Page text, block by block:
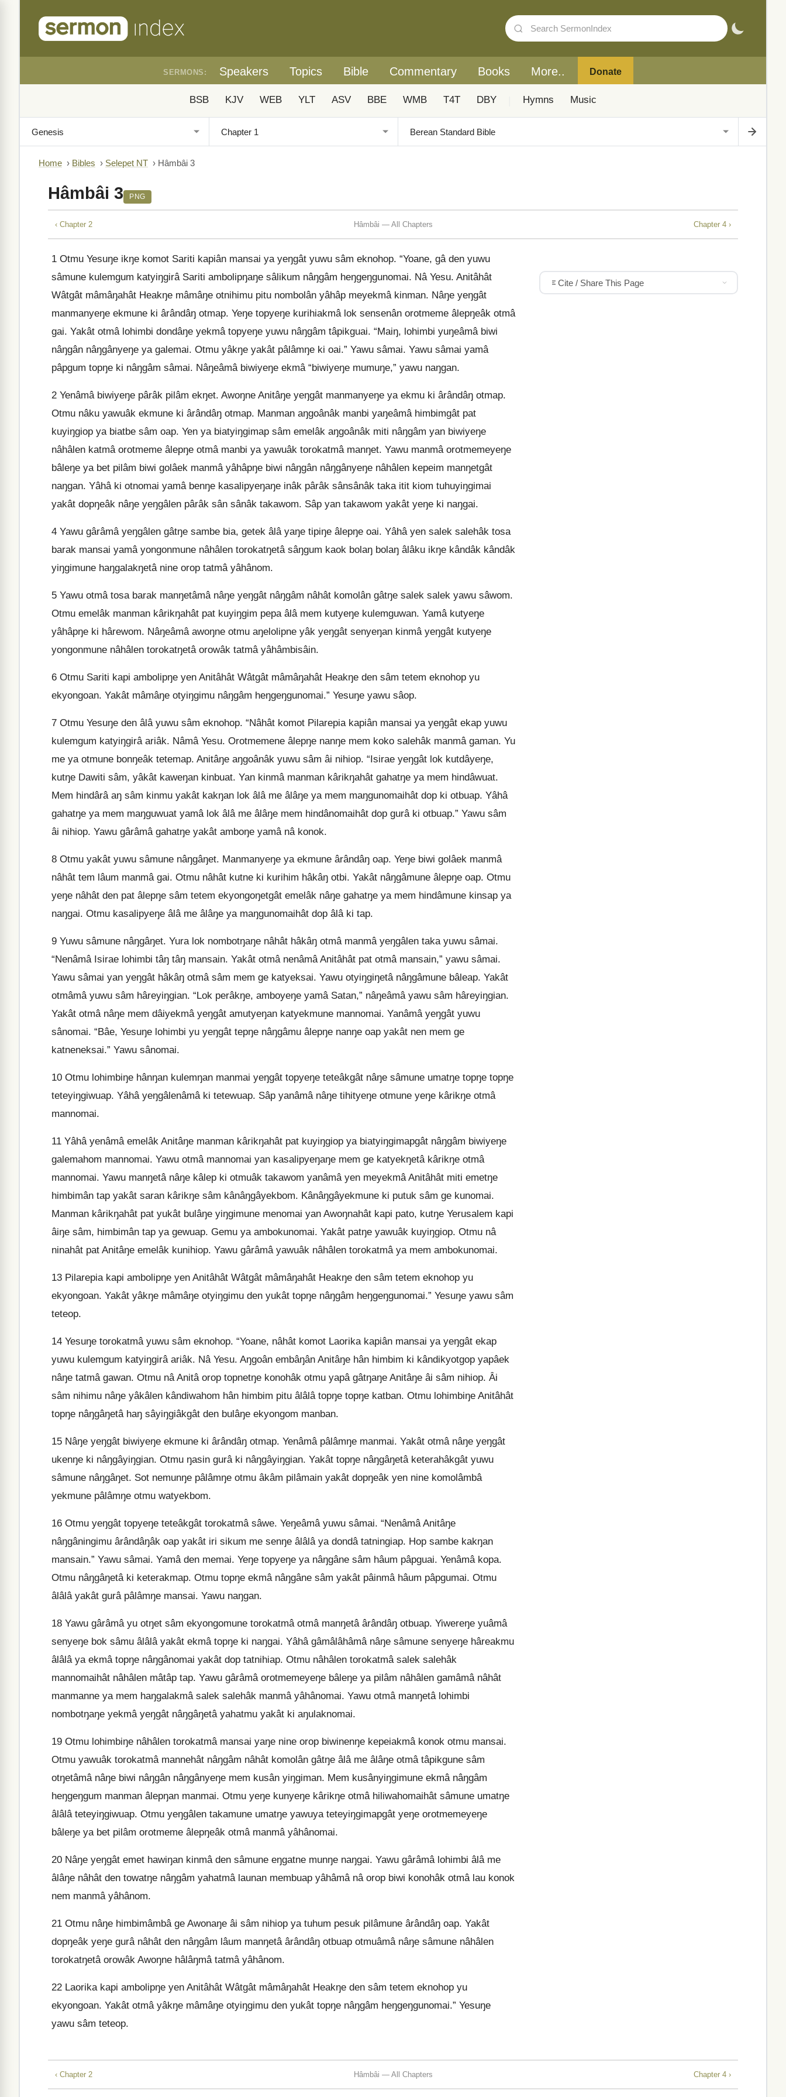
SERMONS: Speakers Topics Bible Commentary Books More.. Donate
BSB KJV WEB YLT ASV BBE WMB T4T DBY Hymns Music
Home › Bibles › Selepet NT › Hâmbâi 3
Hâmbâi 3 PNG
‹ Chapter 2 Hâmbâi — All Chapters Chapter 4 ›
1 Otmu Yesuŋe ikŋe komot Sariti kapiân mansai ya yeŋgât yuwu sâm eknohop. “Yoane, gâ den yuwu
sâmune kulemgum katyiŋgirâ Sariti ambolipŋaŋe sâlikum nâŋgâm heŋgeŋgunomai. Nâ Yesu. Anitâhât
Wâtgât mâmâŋahât Heakŋe mâmâŋe otnihimu pitu nombolân yâhâp meyekmâ kinman. Nâŋe yeŋgât
manmanyeŋe ekmune ki ârândâŋ otmap. Yeŋe topyeŋe kurihiakmâ lok sensenân orotmeme âlepŋeâk otmâ
gai. Yakât otmâ lohimbi dondâŋe yekmâ topyeŋe yuwu nâŋgâm tâpikguai. “Maiŋ, lohimbi yuŋeâmâ biwi
nâŋgân nâŋgânyeŋe ya galemai. Otmu yâkŋe yakât pâlâmŋe ki oai.” Yawu sâmai. Yawu sâmai yamâ
pâpgum topŋe ki nâŋgâm sâmai. Nâŋeâmâ biwiyeŋe ekmâ “biwiyeŋe mumuŋe,” yawu naŋgan.
2 Yenâmâ biwiyeŋe pârâk pilâm ekŋet. Awoŋne Anitâŋe yeŋgât manmanyeŋe ya ekmu ki ârândâŋ otmap.
Otmu nâku yawuâk ekmune ki ârândâŋ otmap. Manman aŋgoânâk manbi yaŋeâmâ himbimgât pat
kuyiŋgiop ya biatbe sâm oap. Yen ya biatyiŋgimap sâm emelâk aŋgoânâk miti nâŋgâm yan biwiyeŋe
nâhâlen katmâ orotmeme âlepŋe otmâ manbi ya yawuâk torokatmâ manŋet. Yawu manmâ orotmemeyeŋe
bâleŋe ya bet pilâm biwi golâek manmâ yâhâpŋe biwi nâŋgân nâŋgânyeŋe nâhâlen kepeim manŋetgât
naŋgan. Yâhâ ki otnomai yamâ benŋe kasalipyeŋaŋe inâk pârâk sânsânâk taka itit kiom tuhuyiŋgimai
yakât dopŋeâk nâŋe yeŋgâlen pârâk sân sânâk takawom. Sâp yan takawom yakât yeŋe ki naŋgai.
4 Yawu gârâmâ yeŋgâlen gâtŋe sambe bia, getek âlâ yaŋe tipiŋe âlepŋe oai. Yâhâ yen salek salehâk tosa
barak mansai yamâ yongonmune nâhâlen torokatŋetâ sâŋgum kaok bolaŋ bolaŋ âlâku ikŋe kândâk kândâk
yiŋgimune haŋgalakŋetâ nine orop tatmâ yâhânom.
5 Yawu otmâ tosa barak manŋetâmâ nâŋe yeŋgât nâŋgâm nâhât komolân gâtŋe salek salek yawu sâwom.
Otmu emelâk manman kârikŋahât pat kuyiŋgim pepa âlâ mem kutyeŋe kulemguwan. Yamâ kutyeŋe
yâhâpŋe ki hârewom. Nâŋeâmâ awoŋne otmu aŋelolipne yâk yeŋgât senyeŋan kinmâ yeŋgât kutyeŋe
yongonmune nâhâlen torokatŋetâ orowâk tatmâ yâhâmbisâin.
6 Otmu Sariti kapi ambolipŋe yen Anitâhât Wâtgât mâmâŋahât Heakŋe den sâm tetem eknohop yu
ekyongoan. Yakât mâmâŋe otyiŋgimu nâŋgâm heŋgeŋgunomai.” Yesuŋe yawu sâop.
7 Otmu Yesuŋe den âlâ yuwu sâm eknohop. “Nâhât komot Pilarepia kapiân mansai ya yeŋgât ekap yuwu
kulemgum katyiŋgirâ ariâk. Nâmâ Yesu. Orotmemene âlepŋe nanŋe mem koko salehâk manmâ gaman. Yu
me ya otmune bonŋeâk tetemap. Anitâŋe aŋgoânâk yuwu sâm âi nihiop. “Isirae yeŋgât lok kutdâyeŋe,
kutŋe Dawiti sâm, yâkât kaweŋan kinbuat. Yan kinmâ manman kârikŋahât gahatŋe ya mem hindâwuat.
Mem hindârâ aŋ sâm kinmu yakât kakŋan lok âlâ me âlâŋe ya mem maŋgunomaihât dop ki otbuap. Yâhâ
gahatŋe ya mem maŋguwuat yamâ lok âlâ me âlâŋe mem hindânomaihât dop gurâ ki otbuap.” Yawu sâm
âi nihiop. Yawu gârâmâ gahatŋe yakât amboŋe yamâ nâ konok.
8 Otmu yakât yuwu sâmune nâŋgâŋet. Manmanyeŋe ya ekmune ârândâŋ oap. Yeŋe biwi golâek manmâ
nâhât tem lâum manmâ gai. Otmu nâhât kutne ki kurihim hâkâŋ otbi. Yakât nâŋgâmune âlepŋe oap. Otmu
yeŋe nâhât den pat âlepŋe sâm tetem ekyongoŋetgât emelâk nâŋe gahatŋe ya mem hindâmune kinsap ya
naŋgai. Otmu kasalipyeŋe âlâ me âlâŋe ya maŋgunomaihât dop âlâ ki tap.
9 Yuwu sâmune nâŋgâŋet. Yura lok nombotŋaŋe nâhât hâkâŋ otmâ manmâ yeŋgâlen taka yuwu sâmai.
“Nenâmâ Isirae lohimbi tâŋ tâŋ mansain. Yakât otmâ nenâmâ Anitâhât pat otmâ mansain,” yawu sâmai.
Yawu sâmai yan yeŋgât hâkâŋ otmâ sâm mem ge katyeksai. Yawu otyiŋgiŋetâ nâŋgâmune bâleap. Yakât
otmâmâ yuwu sâm hâreyiŋgian. “Lok perâkŋe, amboyeŋe yamâ Satan,” nâŋeâmâ yawu sâm hâreyiŋgian.
Yakât otmâ nâŋe mem dâiyekmâ yeŋgât amutyeŋan katyekmune mannomai. Yanâmâ yeŋgât yuwu
sânomai. “Bâe, Yesuŋe lohimbi yu yeŋgât tepŋe nâŋgâmu âlepŋe nanŋe oap yakât nen mem ge
katneneksai.” Yawu sânomai.
10 Otmu lohimbiŋe hânŋan kulemŋan manmai yeŋgât topyeŋe teteâkgât nâŋe sâmune umatŋe topŋe topŋe
teteyiŋgiwuap. Yâhâ yeŋgâlenâmâ ki tetewuap. Sâp yanâmâ nâŋe tihityeŋe otmune yeŋe kârikŋe otmâ
mannomai.
11 Yâhâ yenâmâ emelâk Anitâŋe manman kârikŋahât pat kuyiŋgiop ya biatyiŋgimapgât nâŋgâm biwiyeŋe
galemahom mannomai. Yawu otmâ mannomai yan kasalipyeŋaŋe mem ge katyekŋetâ kârikŋe otmâ
mannomai. Yawu manŋetâ nâŋe kâlep ki otmuâk takawom yanâmâ yen meyekmâ Anitâhât miti emetŋe
himbimân tap yakât saran kârikŋe sâm kânâŋgâyekbom. Kânâŋgâyekmune ki putuk sâm ge kunomai.
Manman kârikŋahât pat yukât bulâŋe yiŋgimune menomai yan Awoŋnahât kapi pato, kutŋe Yerusalem kapi
âiŋe sâm, himbimân tap ya gewuap. Gemu ya ambokunomai. Yakât patŋe yawuâk kuyiŋgiop. Otmu nâ
ninahât pat Anitâŋe emelâk kunihiop. Yawu gârâmâ yawuâk nâhâlen torokatmâ ya mem ambokunomai.
13 Pilarepia kapi ambolipŋe yen Anitâhât Wâtgât mâmâŋahât Heakŋe den sâm tetem eknohop yu
ekyongoan. Yakât yâkŋe mâmâŋe otyiŋgimu den yukât topŋe nâŋgâm heŋgeŋgunomai.” Yesuŋe yawu sâm
teteop.
14 Yesuŋe torokatmâ yuwu sâm eknohop. “Yoane, nâhât komot Laorika kapiân mansai ya yeŋgât ekap
yuwu kulemgum katyiŋgirâ ariâk. Nâ Yesu. Aŋgoân embâŋân Anitâŋe hân himbim ki kândikyotgop yapâek
nâŋe tatmâ gawan. Otmu nâ Anitâ orop topnetŋe konohâk otmu yapâ gâtŋaŋe Anitâŋe âi sâm nihiop. Âi
sâm nihimu nâŋe yâkâlen kândiwahom hân himbim pitu âlâlâ topŋe topŋe katban. Otmu lohimbiŋe Anitâhât
topŋe nâŋgâŋetâ haŋ sâyiŋgiâkgât den bulâŋe ekyongom manban.
15 Nâŋe yeŋgât biwiyeŋe ekmune ki ârândâŋ otmap. Yenâmâ pâlâmŋe manmai. Yakât otmâ nâŋe yeŋgât
ukenŋe ki nâŋgâyiŋgian. Otmu ŋasin gurâ ki nâŋgâyiŋgian. Yakât topŋe nâŋgâŋetâ keterahâkgât yuwu
sâmune nâŋgâŋet. Sot nemunŋe pâlâmŋe otmu âkâm pilâmain yakât dopŋeâk yen nine komolâmbâ
yekmune pâlâmŋe otmu watyekbom.
16 Otmu yeŋgât topyeŋe teteâkgât torokatmâ sâwe. Yeŋeâmâ yuwu sâmai. “Nenâmâ Anitâŋe
nâŋgâningimu ârândâŋâk oap yakât iri sikum me senŋe âlâlâ ya dondâ tatningiap. Hop sambe kakŋan
mansain.” Yawu sâmai. Yamâ den memai. Yeŋe topyeŋe ya nâŋgâne sâm hâum pâpguai. Yenâmâ kopa.
Otmu nâŋgâŋetâ ki keterakmap. Otmu topŋe ekmâ nâŋgâne sâm yakât pâinmâ hâum pâpgumai. Otmu
âlâlâ yakât gurâ pâlâmŋe mansai. Yawu naŋgan.
18 Yawu gârâmâ yu otŋet sâm ekyongomune torokatmâ otmâ manŋetâ ârândâŋ otbuap. Yiwereŋe yuâmâ
senyeŋe bok sâmu âlâlâ yakât ekmâ topŋe ki naŋgai. Yâhâ gâmâlâhâmâ nâŋe sâmune senyeŋe hâreakmu
âlâlâ ya ekmâ topŋe nâŋgânomai yakât dop tatnihiap. Otmu nâhâlen torokatmâ salek salehâk
mannomaihât nâhâlen mâtâp tap. Yawu gârâmâ orotmemeyeŋe bâleŋe ya pilâm nâhâlen gamâmâ nâhât
manmanne ya mem haŋgalakmâ salek salehâk manmâ yâhânomai. Yawu otmâ manŋetâ lohimbi
nombotŋaŋe yekmâ yeŋgât nâŋgâŋetâ yahatmu yakât ki aŋulaknomai.
19 Otmu lohimbiŋe nâhâlen torokatmâ mansai yaŋe nine orop biwinenŋe kepeiakmâ konok otmu mansai.
Otmu yawuâk torokatmâ mannehât nâŋgâm nâhât komolân gâtŋe âlâ me âlâŋe otmâ tâpikgune sâm
otŋetâmâ nâŋe biwi nâŋgân nâŋgânyeŋe mem kusân yiŋgiman. Mem kusânyiŋgimune ekmâ nâŋgâm
heŋgeŋgum manman âlepŋan manmai. Otmu yeŋe kunyeŋe kârikŋe otmâ hiliwahomaihât sâmune umatŋe
âlâlâ teteyiŋgiwuap. Otmu yeŋgâlen takamune umatŋe yawuya teteyiŋgimapgât yeŋe orotmemeyeŋe
bâleŋe ya bet pilâm orotmeme âlepŋeâk otmâ manmâ yâhânomai.
20 Nâŋe yeŋgât emet hawiŋan kinmâ den sâmune eŋgatne munŋe naŋgai. Yawu gârâmâ lohimbi âlâ me
âlâŋe nâhât den towatŋe nâŋgâm yahatmâ launan membuap yâhâmâ nâ orop biwi konohâk otmâ lau konok
nem manmâ yâhânom.
21 Otmu nâŋe himbimâmbâ ge Awonaŋe âi sâm nihiop ya tuhum pesuk pilâmune ârândâŋ oap. Yakât
dopŋeâk yeŋe gurâ nâhât den nâŋgâm lâum manŋetâ ârândâŋ otbuap otmuâmâ nâŋe sâmune nâhâlen
torokatŋetâ orowâk Awoŋne hâlâŋmâ tatmâ yâhânom.
22 Laorika kapi ambolipŋe yen Anitâhât Wâtgât mâmâŋahât Heakŋe den sâm tetem eknohop yu
ekyongoan. Yakât otmâ yâkŋe mâmâŋe otyiŋgimu den yukât topŋe nâŋgâm heŋgeŋgunomai.” Yesuŋe
yawu sâm teteop.
Cite / Share This Page
‹ Chapter 2 Hâmbâi — All Chapters Chapter 4 ›